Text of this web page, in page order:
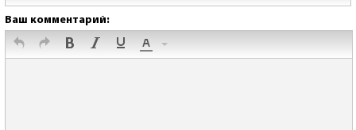
Ваш комментарий: